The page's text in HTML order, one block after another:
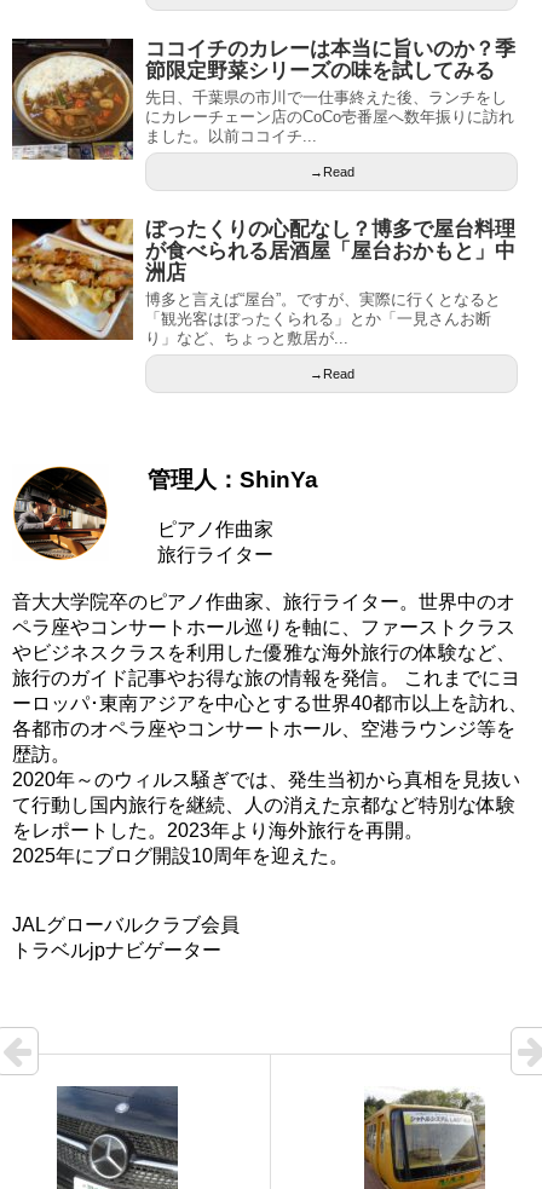
ココイチのカレーは本当に旨いのか？季
節限定野菜シリーズの味を試してみる
先日、千葉県の市川で一仕事終えた後、ランチをし
にカレーチェーン店のCoCo壱番屋へ数年振りに訪れ
ました。以前ココイチ...
→Read
ぼったくりの心配なし？博多で屋台料理
が食べられる居酒屋「屋台おかもと」中
洲店
博多と言えば“屋台”。ですが、実際に行くとなると
「観光客はぼったくられる」とか「一見さんお断
り」など、ちょっと敷居が...
→Read
管理人：ShinYa
ピアノ作曲家
旅行ライター
音大大学院卒のピアノ作曲家、旅行ライター。世界中のオ
ペラ座やコンサートホール巡りを軸に、ファーストクラス
やビジネスクラスを利用した優雅な海外旅行の体験など、
旅行のガイド記事やお得な旅の情報を発信。 これまでにヨ
ーロッパ･東南アジアを中心とする世界40都市以上を訪れ、
各都市のオペラ座やコンサートホール、空港ラウンジ等を
歴訪。
2020年～のウィルス騒ぎでは、発生当初から真相を見抜い
て行動し国内旅行を継続、人の消えた京都など特別な体験
をレポートした。2023年より海外旅行を再開。
2025年にブログ開設10周年を迎えた。
JALグローバルクラブ会員
トラベルjpナビゲーター